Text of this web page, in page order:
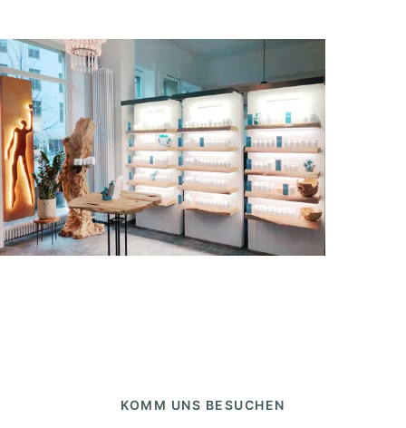
KOMM UNS BESUCHEN